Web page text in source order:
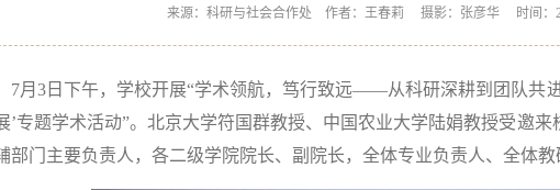
来源：科研与社会合作处 作者：王春莉 摄影：张彦华 时间：
7月3日下午，学校开展“学术领航，笃行致远——从科研深耕到团队共
’专题学术活动”。北京大学符国群教授、中国农业大学陆娟教授受邀
部门主要负责人，各二级学院院长、副院长，全体专业负责人、全体教